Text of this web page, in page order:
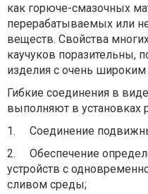
как горюче-смазочных
перерабатываемых или
веществ. Свойства
каучуков поразительны,
изделия с очень
Гибкие соединения в
выполняют в установках
1.
Соединение
2.
Обеспечение
устройств с
сливом среды;